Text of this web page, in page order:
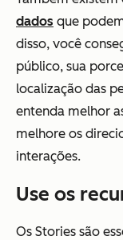
dados que
disso, você
público, sua
localização das
entenda melhor
melhore os
interações.
Use os
Os Stories são